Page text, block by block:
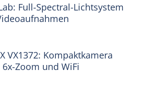
Full-Spectral-Lichtsystem
VX1372: Kompaktkamera
Zoom und WiFi